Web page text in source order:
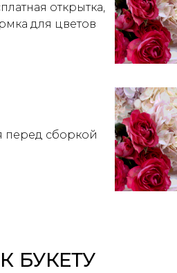
открытка,
для цветов
перед сборкой
БУКЕТУ